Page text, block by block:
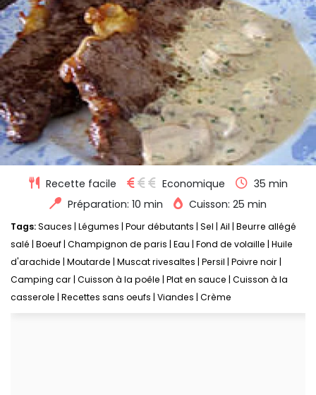
Recette facile Economique
35 min
Préparation: 10 min
Cuisson: 25 min
Tags:Sauces Légumes Pour débutants Sel Ail Beurre allégé
salé Boeuf Champignon de paris Eau Fond de volaille Huile
d'arachide Moutarde Muscat rivesaltes Persil Poivre noir
Camping car Cuisson à la poêle Plat en sauce Cuisson à la
casserole Recettes sans oeufs Viandes Crème